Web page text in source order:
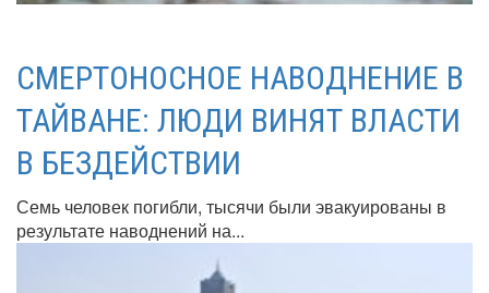
СМЕРТОНОСНОЕ НАВОДНЕНИЕ В
ТАЙВАНЕ: ЛЮДИ ВИНЯТ ВЛАСТИ
В БЕЗДЕЙСТВИИ
Семь человек погибли, тысячи были эвакуированы в
результате наводнений на...